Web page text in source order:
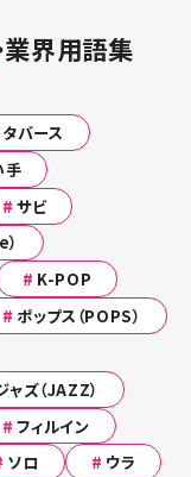
業界用語集
バース
手
# サビ
# K-POP
# ポップス（POPS）
ャズ（JAZZ）
# フィルイン
ソロ # ウラ